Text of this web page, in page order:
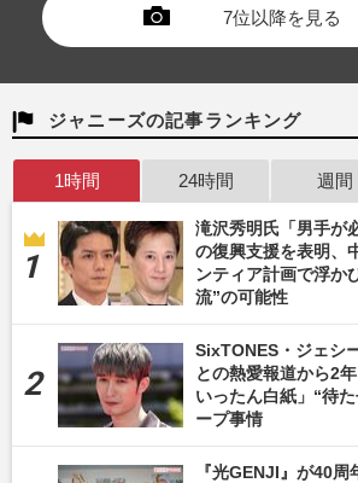
7位以降を見る
ジャニーズの記事ランキング
1時間 24時間 週間
滝沢秀明氏「男手が
の復興支援を表明、
ンティア計画で浮か
流”の可能性
SixTONES・ジェシ
との熱愛報道から2
いったん白紙」“待
ープ事情
『光GENJI』が40周